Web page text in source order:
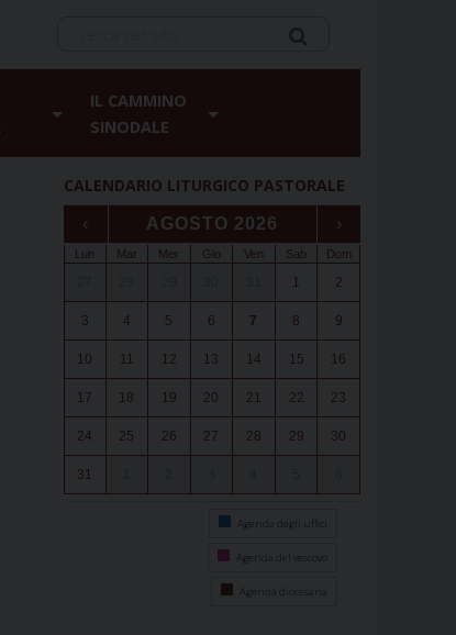
IL CAMMINO
SINODALE
CALENDARIO LITURGICO PASTORALE
‹ AGOSTO 2026 ›
Lun Mar Mer Gio Ven Sab Dom
1 2
3 4 5 6 7 8 9
10 11 12 13 14 15 16
17 18 19 20 21 22 23
24 25 26 27 28 29 30
31
Agenda degli uffici
Agenda del vescovo
Agenda diocesana